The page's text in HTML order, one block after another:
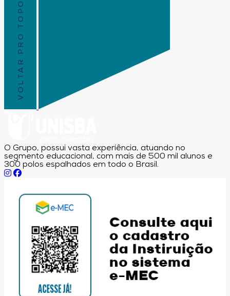
VOLTAR PRO TOPO
O Grupo, possui vasta experiência, atuando no
segmento educacional, com mais de 500 mil alunos e
300 polos espalhados em todo o Brasil.